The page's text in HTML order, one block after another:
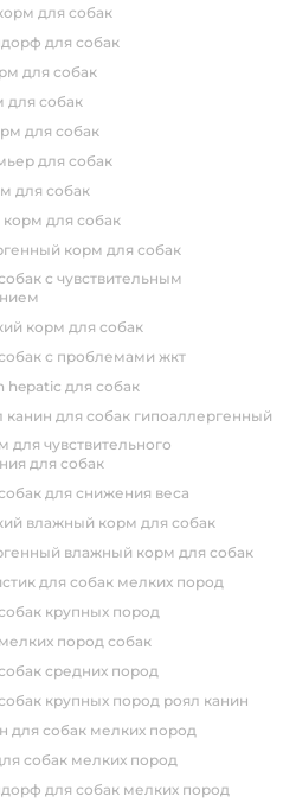
для собак
для собак
для собак
для собак
для собак
для собак
для собак
корм для собак
корм для собак
корм для собак
с проблемами жкт
hepatic для собак
канин для собак гипоаллергенный
для собак
для снижения веса
влажный корм для собак
влажный корм для собак
для собак мелких пород
крупных пород
пород собак
средних пород
крупных пород роял канин
для собак мелких пород
собак мелких пород
для собак мелких пород